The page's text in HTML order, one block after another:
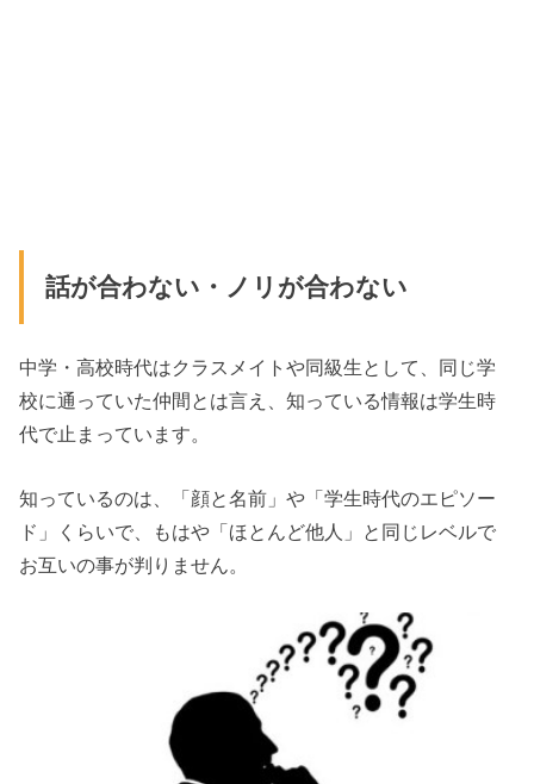
話が合わない・ノリが合わない
中学・高校時代はクラスメイトや同級生として、同じ学
校に通っていた仲間とは言え、知っている情報は学生時
代で止まっています。
知っているのは、「顔と名前」や「学生時代のエピソー
ド」くらいで、もはや「ほとんど他人」と同じレベルで
お互いの事が判りません。